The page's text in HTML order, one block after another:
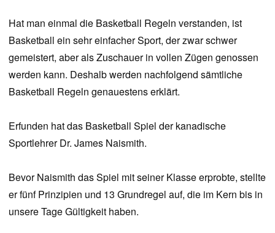
Hat man einmal die Basketball Regeln verstanden, ist
Basketball ein sehr einfacher Sport, der zwar schwer
gemeistert, aber als Zuschauer in vollen Zügen genossen
werden kann. Deshalb werden nachfolgend sämtliche
Basketball Regeln genauestens erklärt.
Erfunden hat das Basketball Spiel der kanadische
Sportlehrer Dr. James Naismith.
Bevor Naismith das Spiel mit seiner Klasse erprobte, stellte
er fünf Prinzipien und 13 Grundregel auf, die im Kern bis in
unsere Tage Gültigkeit haben.